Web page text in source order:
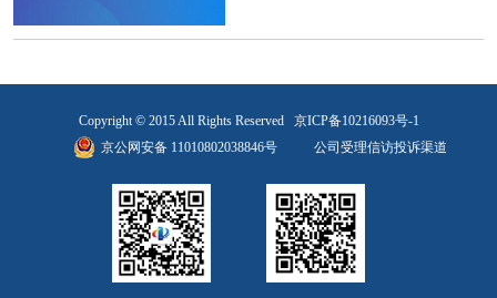
Copyright © 2015 All Rights Reserved
京ICP备10216093号-1
京公网安备 11010802038846号
公司受理信访投诉渠道